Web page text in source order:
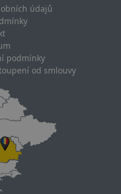
údajů
podmínky
od smlouvy